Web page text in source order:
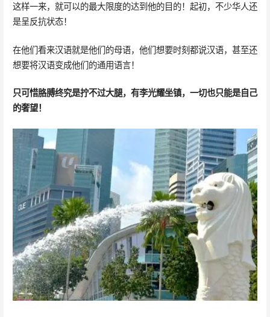
这样一来，就可以的最大限度的达到他的目的！起初，不少华人还
是呈反抗状态！
在他们看来汉语就是他们的母语，他们想要时刻都说汉语，甚至还
想要将汉语变成他们的通用语言！
只可惜胳膊终究是拧不过大腿，有李光耀坐镇，一切也只能是自己
的奢望！